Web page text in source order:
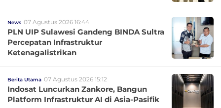
News 07 Agustus 2026 16:44
PLN UIP Sulawesi Gandeng BINDA Sultra
Percepatan Infrastruktur
Ketenagalistrikan
Berita Utama 07 Agustus 2026 15:12
Indosat Luncurkan Zankore, Bangun
Platform Infrastruktur AI di Asia-Pasifik